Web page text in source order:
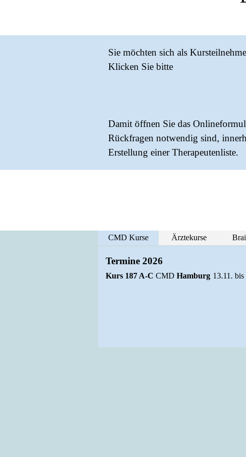
Sie möchten sich als
Klicken Sie bitte
Damit öffnen Sie das
Rückfragen notwendig sind,
Erstellung einer Therapeutenliste.
CMD Kurse Ärztekurse
Termine 2026
Kurs 187 A-C CMD Hamburg 13.11 . bis